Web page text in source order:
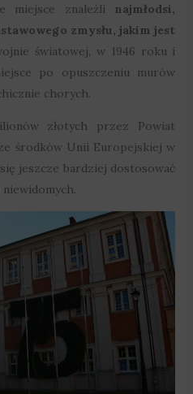
miejsce znaleźlinajmłodsi,
zmysłu, jakim jest
światowej, w 1946 roku i
po opuszczeniu murów
chorych.
złotych przez Powiat
środków Unii Europejskiej w
jeszcze bardziej dostosować